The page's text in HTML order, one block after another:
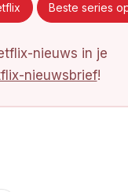
Beste series
nieuws in je
nieuwsbrief!